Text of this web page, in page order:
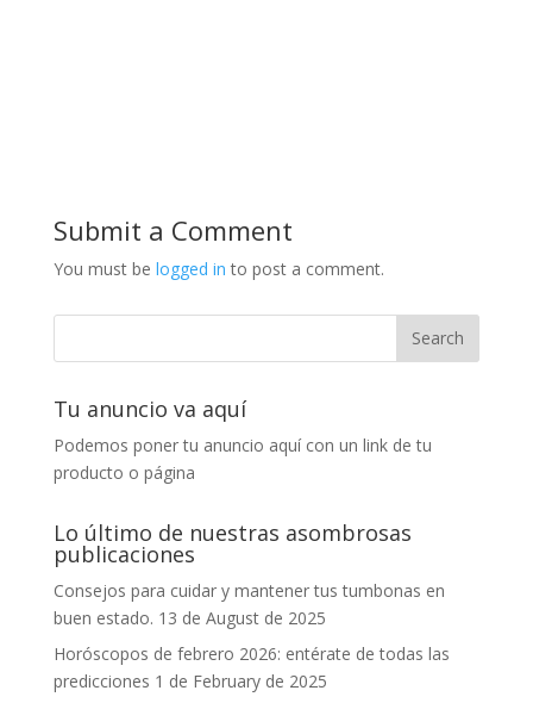
Submit a Comment
You must be logged in to post a comment.
Tu anuncio va aquí
Podemos poner tu anuncio aquí con un link de tu
producto o página
Lo último de nuestras asombrosas
publicaciones
Consejos para cuidar y mantener tus tumbonas en
buen estado. 13 de August de 2025
Horóscopos de febrero 2026: entérate de todas las
predicciones 1 de February de 2025